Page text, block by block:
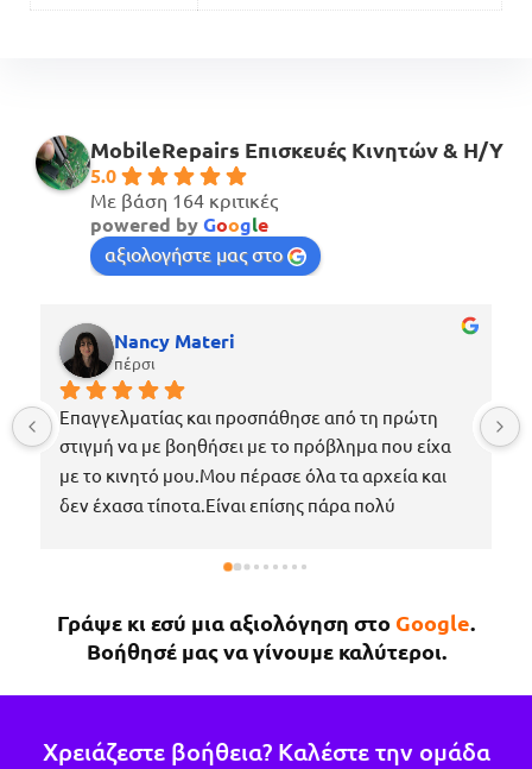
MobileRepairs Επισκευές Κινητών & H/Y
5.0
Με βάση 164 κριτικές
powered byGoogle
αξιολογήστε μας στο
Nancy Materi
πέρσι
Επαγγελματίας και προσπάθησε από τη πρώτη
στιγμή να με βοηθήσει με το πρόβλημα που είχα
με το κινητό μου.Μου πέρασε όλα τα αρχεία και
δεν έχασα τίποτα.Είναι επίσης πάρα πολύ
να πάρω το κινητό μου το νωρίτερο δυνατόν
κάτι άλλο θα επιστρέψω σίγουρα.
Γράψε κι εσύ μια αξιολόγηση στο Google.
Βοήθησέ μας να γίνουμε καλύτεροι.
Χρειάζεστε βοήθεια? Καλέστε την ομάδα